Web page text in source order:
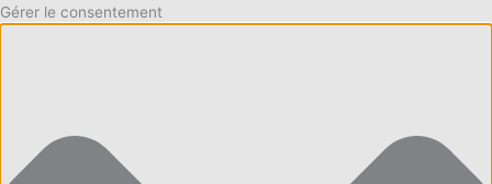
Gérer le consentement